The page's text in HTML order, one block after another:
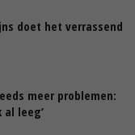
doet het verrassend
meer problemen:
al leeg’